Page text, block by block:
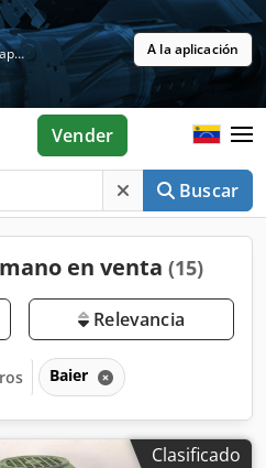
Gratis en la tienda de aplicaciones A la aplicación
Buscar
Vender
en venta (15)
Relevancia
Baier
Clasificado